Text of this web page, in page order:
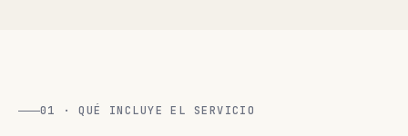
01 · QUÉ INCLUYE EL SERVICIO